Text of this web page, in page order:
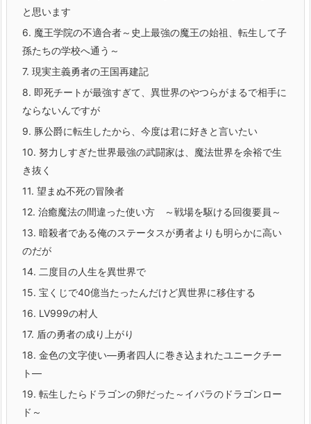
と思います
6. 魔王学院の不適合者～史上最強の魔王の始祖、転生して子
孫たちの学校へ通う～
7. 現実主義勇者の王国再建記
8. 即死チートが最強すぎて、異世界のやつらがまるで相手に
ならないんですが
9. 豚公爵に転生したから、今度は君に好きと言いたい
10. 努力しすぎた世界最強の武闘家は、魔法世界を余裕で生
き抜く
11. 望まぬ不死の冒険者
12. 治癒魔法の間違った使い方 ～戦場を駆ける回復要員～
13. 暗殺者である俺のステータスが勇者よりも明らかに高い
のだが
14. 二度目の人生を異世界で
15. 宝くじで40億当たったんだけど異世界に移住する
16. LV999の村人
17. 盾の勇者の成り上がり
18. 金色の文字使い―勇者四人に巻き込まれたユニークチー
ト―
19. 転生したらドラゴンの卵だった～イバラのドラゴンロー
ド～